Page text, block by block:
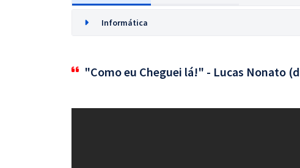
Informática
"Como eu Cheguei lá!" - Lucas Nonato